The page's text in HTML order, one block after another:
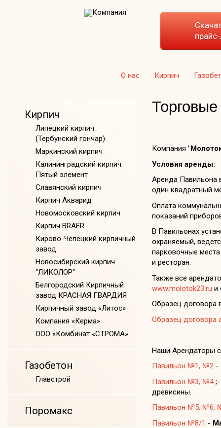
О нас Кирпич
Компания
Условия аренды:
Аренда Павильона
один квадратный
Оплата
показаний
В Павильонах
охраняемый,
парковочные места
и ресторан.
Также все
www.molotok23.ru и
Образец договора
Образец договора
Наши Арендаторы
Павильон №1, №2-
Павильон №3, №4
древисины.
Павильон №5, №6,
Павильон №8/1 -
Кирпич
Липецкий кирпич
(Тербунский гончар)
Маркинский кирпич
Калининградский кирпич
Пятый элемент
Славянский кирпич
Кирпич Акварид
Новомосковский кирпич
Кирпич BRAER
Кирово-Чепецкий кирпичный
завод
Новосибирский кирпич
"ЛИКОЛОР"
Белгородский Кирпичный
завод КРАСНАЯ ГВАРДИЯ
Кирпичный завод «Литос»
Компания «Керма»
ООО «Комбинат «СТРОМА»
Газобетон
Главстрой
Поромакс